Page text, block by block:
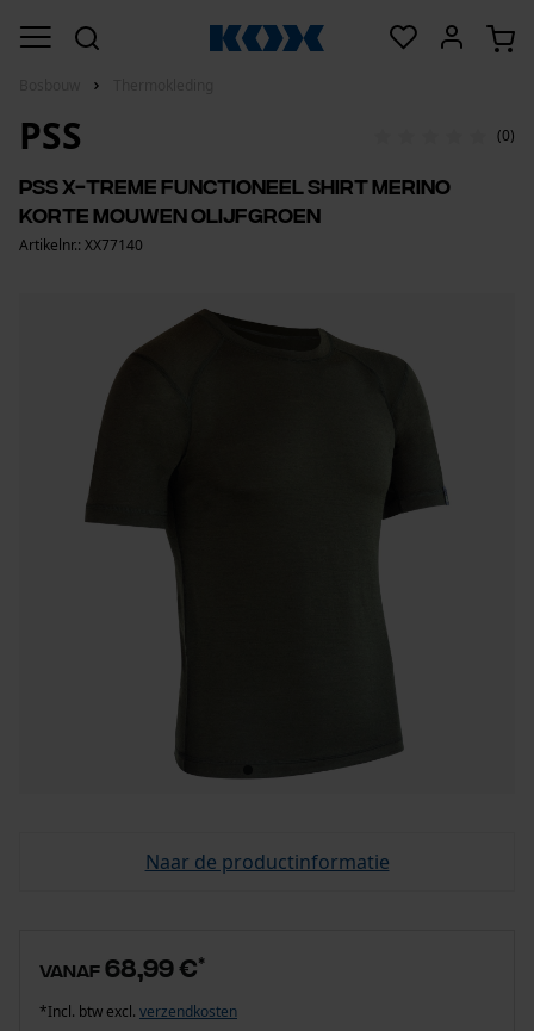
PSS (0)
PSS X-treme functioneel shirt Merino
korte mouwen olijfgroen
Artikelnr.: XX77140
Naar de productinformatie
vanaf 68,99 €*
*Incl. btw excl. verzendkosten